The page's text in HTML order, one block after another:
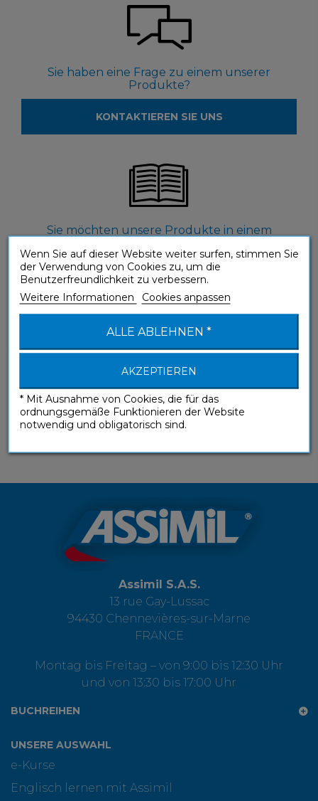
Sie haben eine Frage zu einem unserer
Produkte?
KONTAKTIEREN SIE UNS
Sie möchten unsere Produkte in einem
HÄNDLER SUCHEN
Sie möchten mehr über unsere Methode
erfahren?
ASSIMIL ENTDECKEN
Assimil S.A.S.
13 rue Gay-Lussac
94430 Chennevières-sur-Marne
FRANCE
Montag bis Freitag – von 9:00 bis 12:30 Uhr
und von 13:30 bis 17:00 Uhr
BUCHREIHEN
UNSERE AUSWAHL
e-Kurse
Englisch lernen mit Assimil
Wenn Sie auf dieser Website weiter surfen, stimmen Sie
der Verwendung von Cookies zu, um die
Benutzerfreundlichkeit zu verbessern.
Weitere Informationen
Cookies anpassen
ALLE ABLEHNEN *
AKZEPTIEREN
* Mit Ausnahme von Cookies, die für das
ordnungsgemäße Funktionieren der Website
notwendig und obligatorisch sind.